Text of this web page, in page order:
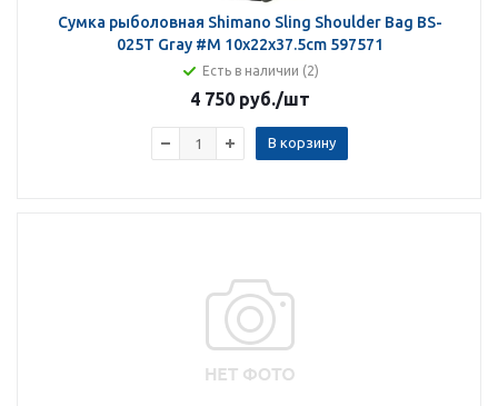
Сумка рыболовная Shimano Sling Shoulder Bag BS-
025T Gray #M 10x22x37.5cm 597571
Есть в наличии (2)
4 750 руб./шт
В корзину